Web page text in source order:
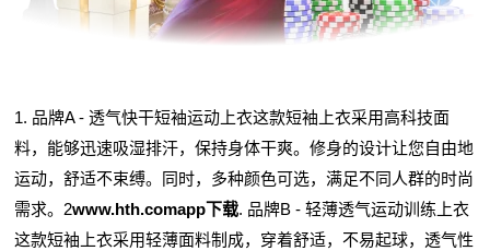
1. 品牌A - 透气快干短袖运动上衣这款短袖上衣采用高科技面
料，能够迅速吸湿排汗，保持身体干爽。修身的设计让您自由地
运动，舒适不束缚。同时，多种颜色可选，满足不同人群的时尚
需求。2www.hth.comapp下载. 品牌B - 轻薄透气运动训练上衣
这款短袖上衣采用轻薄面料制成，穿着舒适，不易起球，透气性